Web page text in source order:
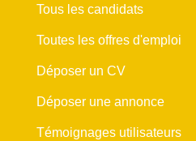
Tous les candidats
Toutes les offres d'emploi
Déposer un CV
Déposer une annonce
Témoignages utilisateurs